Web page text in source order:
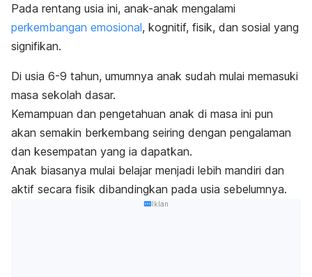
Pada rentang usia ini, anak-anak mengalami
perkembangan emosional, kognitif, fisik, dan sosial yang
signifikan.
Di usia 6-9 tahun, umumnya anak sudah mulai memasuki
masa sekolah dasar.
Kemampuan dan pengetahuan anak di masa ini pun
akan semakin berkembang seiring dengan pengalaman
dan kesempatan yang ia dapatkan.
Anak biasanya mulai belajar menjadi lebih mandiri dan
aktif secara fisik dibandingkan pada usia sebelumnya.
Iklan